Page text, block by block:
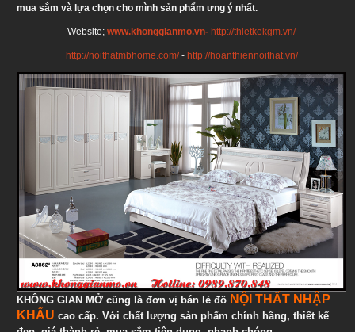
mua sắm và lựa chọn cho mình sản phẩm ưng ý nhất.
Website; www.khonggianmo.vn- http://thietkekgm.vn/
http://noithatmbhome.com/- http://hoanthiennoithat.vn/
KHÔNG GIAN MỞ cũng là đơn vị bán lẻ đồ NỘI THẤT NHẬP
KHẨU cao cấp. Với chất lượng sản phẩm chính hãng, thiết kế